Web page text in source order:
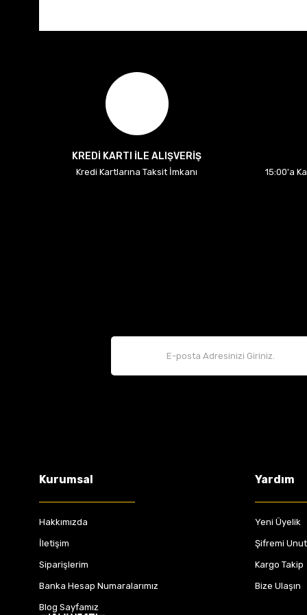
KREDİ KARTI İLE ALIŞVERİŞ
Kredi Kartlarına Taksit İmkanı
15:00'a
Kurumsal
Hakkımızda
İletişim
Siparişlerim
Banka Hesap Numaralarımız
Blog Sayfamız
Yardım
Yeni Üyelik
Şifremi
Kargo Takip
Bize Ulaşın